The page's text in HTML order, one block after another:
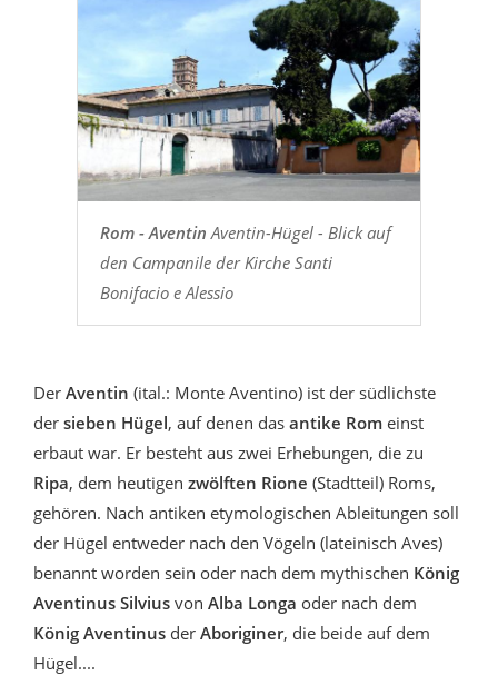
Rom - Aventin Aventin-Hügel - Blick auf
den Campanile der Kirche Santi
Bonifacio e Alessio
Der Aventin (ital.: Monte Aventino) ist der südlichste
der sieben Hügel, auf denen das antike Rom einst
erbaut war. Er besteht aus zwei Erhebungen, die zu
Ripa, dem heutigen zwölften Rione (Stadtteil) Roms,
gehören. Nach antiken etymologischen Ableitungen soll
der Hügel entweder nach den Vögeln (lateinisch Aves)
benannt worden sein oder nach dem mythischen König
Aventinus Silvius von Alba Longa oder nach dem
König Aventinus der Aboriginer, die beide auf dem
Hügel....